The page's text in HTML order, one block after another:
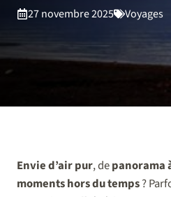
27 novembre 2025 Voyages
Envie d’air pur, depanorama
moments hors du temps?